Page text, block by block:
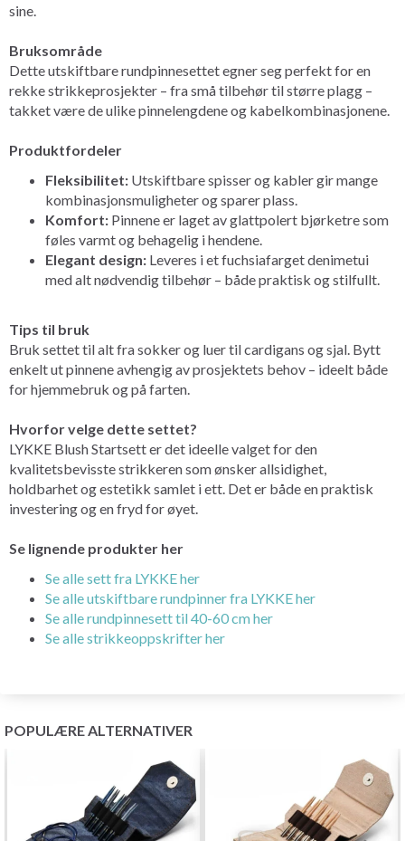
sine.
Bruksområde
Dette utskiftbare rundpinnesettet egner seg perfekt for en
rekke strikkeprosjekter – fra små tilbehør til større plagg –
takket være de ulike pinnelengdene og kabelkombinasjonene.
Produktfordeler
Fleksibilitet: Utskiftbare spisser og kabler gir mange
kombinasjonsmuligheter og sparer plass.
Komfort: Pinnene er laget av glattpolert bjørketre som
føles varmt og behagelig i hendene.
Elegant design: Leveres i et fuchsiafarget denimetui
med alt nødvendig tilbehør – både praktisk og stilfullt.
Tips til bruk
Bruk settet til alt fra sokker og luer til cardigans og sjal. Bytt
enkelt ut pinnene avhengig av prosjektets behov – ideelt både
for hjemmebruk og på farten.
Hvorfor velge dette settet?
LYKKE Blush Startsett er det ideelle valget for den
kvalitetsbevisste strikkeren som ønsker allsidighet,
holdbarhet og estetikk samlet i ett. Det er både en praktisk
investering og en fryd for øyet.
Se lignende produkter her
Se alle sett fra LYKKE her
Se alle utskiftbare rundpinner fra LYKKE her
Se alle rundpinnesett til 40-60 cm her
Se alle strikkeoppskrifter her
POPULÆRE ALTERNATIVER